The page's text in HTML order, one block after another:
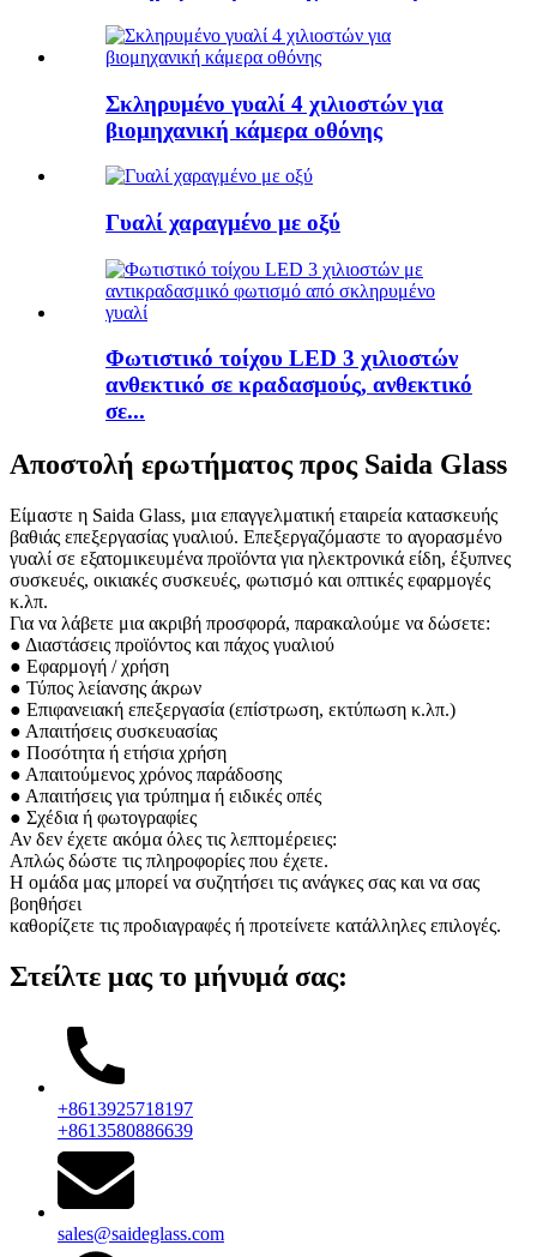
Σκληρυμένο γυαλί 4 χιλιοστών για
βιομηχανική κάμερα οθόνης
Γυαλί χαραγμένο με οξύ
Φωτιστικό τοίχου LED 3 χιλιοστών
ανθεκτικό σε κραδασμούς, ανθεκτικό
σε...
Αποστολή ερωτήματος προς Saida Glass
Είμαστε η Saida Glass, μια επαγγελματική εταιρεία κατασκευής
βαθιάς επεξεργασίας γυαλιού. Επεξεργαζόμαστε το αγορασμένο
γυαλί σε εξατομικευμένα προϊόντα για ηλεκτρονικά είδη, έξυπνες
συσκευές, οικιακές συσκευές, φωτισμό και οπτικές εφαρμογές
κ.λπ.
Για να λάβετε μια ακριβή προσφορά, παρακαλούμε να δώσετε:
● Διαστάσεις προϊόντος και πάχος γυαλιού
● Εφαρμογή / χρήση
● Τύπος λείανσης άκρων
● Επιφανειακή επεξεργασία (επίστρωση, εκτύπωση κ.λπ.)
● Απαιτήσεις συσκευασίας
● Ποσότητα ή ετήσια χρήση
● Απαιτούμενος χρόνος παράδοσης
● Απαιτήσεις για τρύπημα ή ειδικές οπές
● Σχέδια ή φωτογραφίες
Αν δεν έχετε ακόμα όλες τις λεπτομέρειες:
Απλώς δώστε τις πληροφορίες που έχετε.
Η ομάδα μας μπορεί να συζητήσει τις ανάγκες σας και να σας
βοηθήσει
καθορίζετε τις προδιαγραφές ή προτείνετε κατάλληλες επιλογές.
Στείλτε μας το μήνυμά σας:
+8613925718197
+8613580886639
sales@saideglass.com